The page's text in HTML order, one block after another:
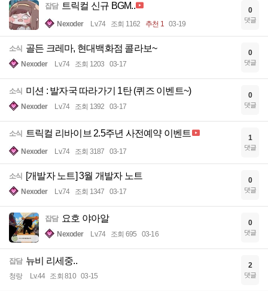
잡담 트릭컬 신규 BGM..
Nexoder Lv.74 조회 1162 추천 1 03-19
0
댓글
소식 골든 크레마, 현대백화점 콜라보~
Nexoder Lv.74 조회 1203 03-17
0
댓글
소식 미션 : 발자국 따라가기 1탄 (퀴즈 이벤트~)
Nexoder Lv.74 조회 1392 03-17
0
댓글
소식 트릭컬 리바이브 2.5주년 사전예약 이벤트
Nexoder Lv.74 조회 3187 03-17
1
댓글
소식 [개발자 노트] 3월 개발자 노트
Nexoder Lv.74 조회 1347 03-17
0
댓글
잡담 요호 야아알
Nexoder Lv.74 조회 695 03-16
0
댓글
잡담 뉴비 리세중..
청랑 Lv.44 조회 810 03-15
2
댓글